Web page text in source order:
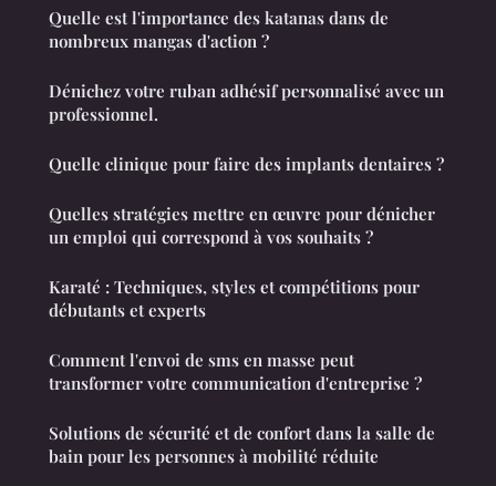
Quelle est l'importance des katanas dans de
nombreux mangas d'action ?
Dénichez votre ruban adhésif personnalisé avec un
professionnel.
Quelle clinique pour faire des implants dentaires ?
Quelles stratégies mettre en œuvre pour dénicher
un emploi qui correspond à vos souhaits ?
Karaté : Techniques, styles et compétitions pour
débutants et experts
Comment l'envoi de sms en masse peut
transformer votre communication d'entreprise ?
Solutions de sécurité et de confort dans la salle de
bain pour les personnes à mobilité réduite